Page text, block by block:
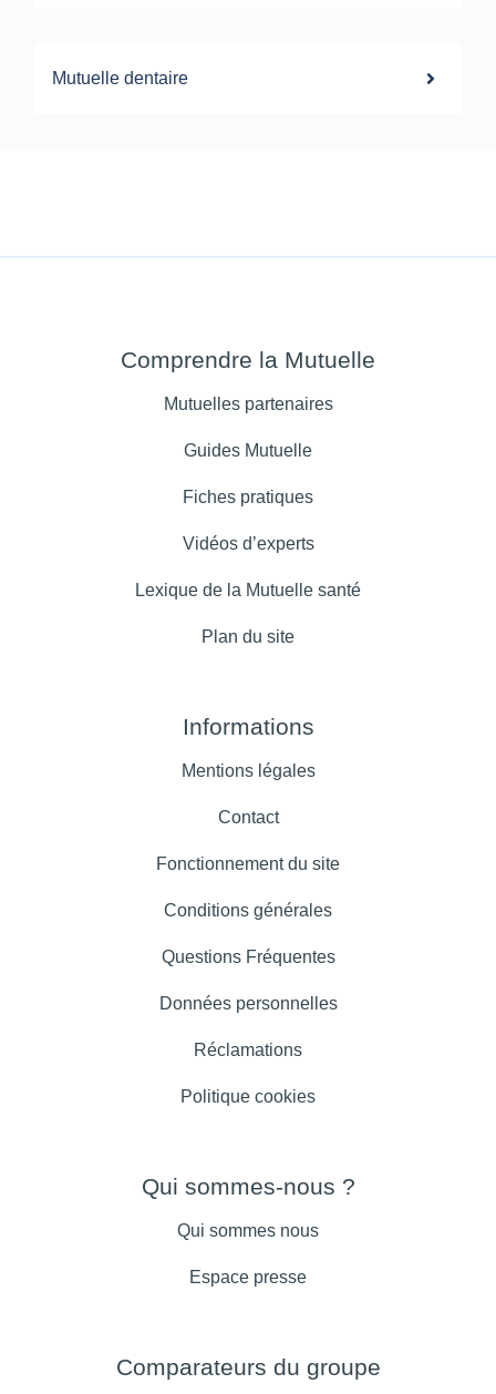
Mutuelle dentaire
Comprendre la Mutuelle
Mutuelles partenaires
Guides Mutuelle
Fiches pratiques
Vidéos d’experts
Lexique de la Mutuelle santé
Plan du site
Informations
Mentions légales
Contact
Fonctionnement du site
Conditions générales
Questions Fréquentes
Données personnelles
Réclamations
Politique cookies
Qui sommes-nous ?
Qui sommes nous
Espace presse
Comparateurs du groupe